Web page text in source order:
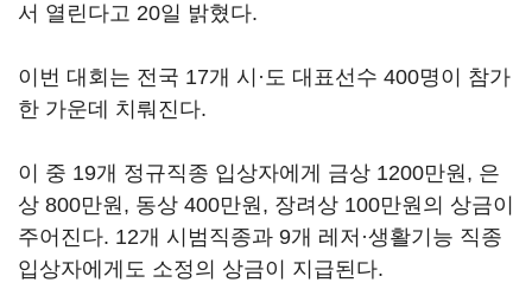
서 열린다고 20일 밝혔다.
이번 대회는 전국 17개 시·도 대표선수 400명이 참가
한 가운데 치뤄진다.
이 중 19개 정규직종 입상자에게 금상 1200만원, 은
상 800만원, 동상 400만원, 장려상 100만원의 상금이
주어진다. 12개 시범직종과 9개 레저·생활기능 직종
입상자에게도 소정의 상금이 지급된다.